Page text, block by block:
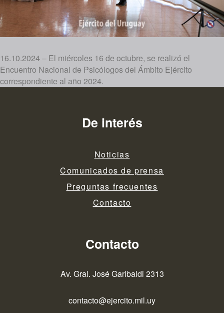
16.10.2024 – El miércoles 16 de octubre, se realizó el
Encuentro Nacional de Psicólogos del Ámbito Ejército
correspondiente al año 2024.
De interés
Noticias
Comunicados de prensa
Preguntas frecuentes
Contacto
Contacto
Av. Gral. José Garibaldi 2313
contacto@ejercito.mil.uy